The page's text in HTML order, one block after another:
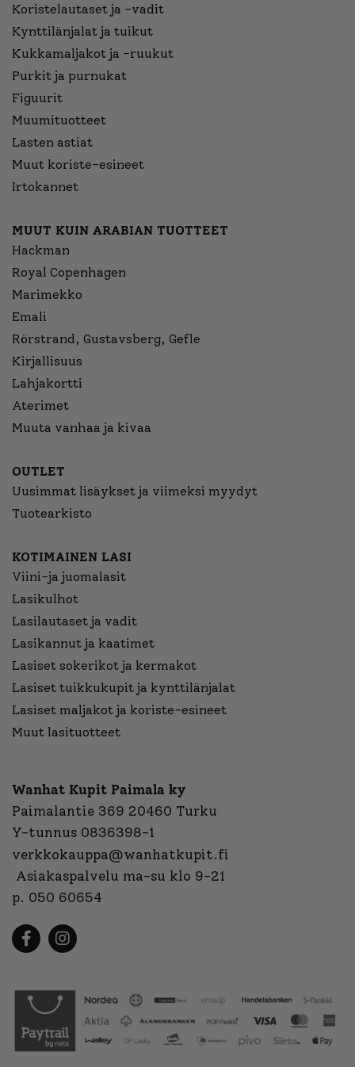
Koristelautaset ja -vadit
Kynttilänjalat ja tuikut
Kukkamaljakot ja -ruukut
Purkit ja purnukat
Figuurit
Muumituotteet
Lasten astiat
Muut koriste-esineet
Irtokannet
MUUT KUIN ARABIAN TUOTTEET
Hackman
Royal Copenhagen
Marimekko
Emali
Rörstrand, Gustavsberg, Gefle
Kirjallisuus
Lahjakortti
Aterimet
Muuta vanhaa ja kivaa
OUTLET
Uusimmat lisäykset ja viimeksi myydyt
Tuotearkisto
KOTIMAINEN LASI
Viini-ja juomalasit
Lasikulhot
Lasilautaset ja vadit
Lasikannut ja kaatimet
Lasiset sokerikot ja kermakot
Lasiset tuikkukupit ja kynttilänjalat
Lasiset maljakot ja koriste-esineet
Muut lasituotteet
Wanhat Kupit Paimala ky
Paimalantie 369 20460 Turku
Y-tunnus 0836398-1
verkkokauppa@wanhatkupit.fi
Asiakaspalvelu ma-su klo 9-21
p. 050 60654